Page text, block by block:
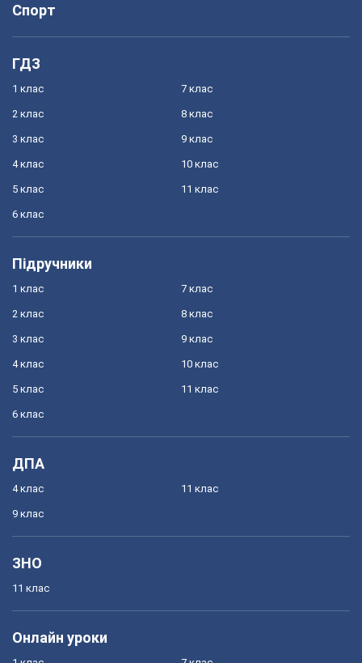
Спорт
ГДЗ
1 клас
2 клас
3 клас
4 клас
5 клас
6 клас
7 клас
8 клас
9 клас
10 клас
11 клас
Підручники
1 клас
2 клас
3 клас
4 клас
5 клас
6 клас
7 клас
8 клас
9 клас
10 клас
11 клас
ДПА
4 клас
9 клас
11 клас
ЗНО
11 клас
Онлайн уроки